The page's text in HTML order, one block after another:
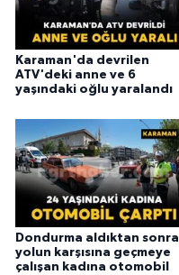
Karaman'da devrilen
ATV'deki anne ve 6
yaşındaki oğlu yaralandı
Dondurma aldıktan sonra
yolun karşısına geçmeye
çalışan kadına otomobil